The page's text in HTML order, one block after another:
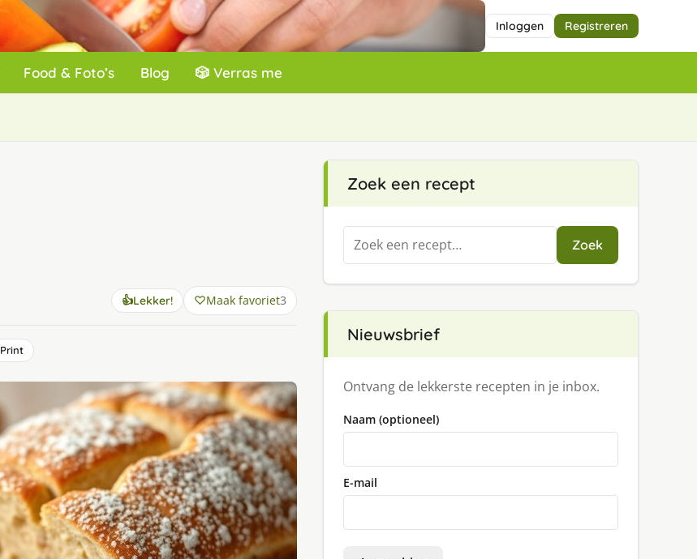
Inloggen Registreren
Food & Foto’s Blog 🎲 Verras me
👍Lekker! Maak favoriet3
Print
Zoek een recept
Zoeken
naar:
Zoek
Nieuwsbrief
Ontvang de lekkerste recepten in je inbox.
Naam (optioneel)
E-mail